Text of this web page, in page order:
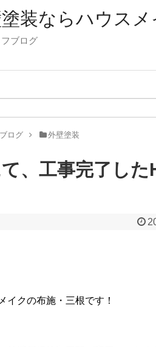
装ならハウスメ
ブログ
ログ 外壁塗装
、工事完了した
イクの布施・三根です！